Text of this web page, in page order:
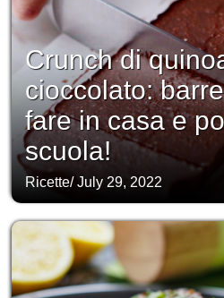
Crunch di
cioccolato:
fare in casa e
scuola!
Ricette/July 29, 2022